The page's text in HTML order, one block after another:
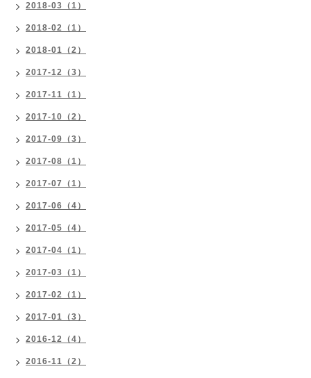
2018-03（1）
2018-02（1）
2018-01（2）
2017-12（3）
2017-11（1）
2017-10（2）
2017-09（3）
2017-08（1）
2017-07（1）
2017-06（4）
2017-05（4）
2017-04（1）
2017-03（1）
2017-02（1）
2017-01（3）
2016-12（4）
2016-11（2）